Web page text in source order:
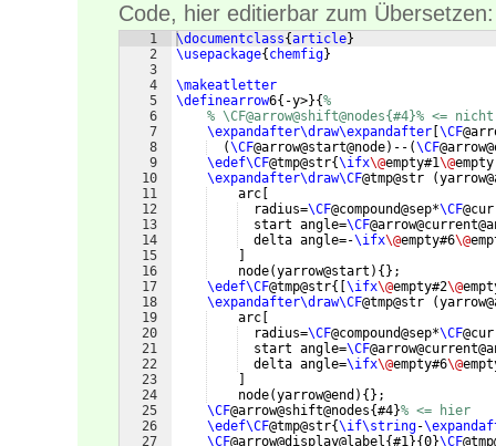
Code, hier editierbar zum Übersetzen:
1
2
3
4
5
6
7
8
9
10
11
12
13
14
15
16
17
18
19
20
21
22
23
24
25
26
27
\documentclass{article}
\usepackage{ chemfig}
\makeatletter
\definearrow6{ -y>}{%
% \CF@arrow@shift@nodes{#4}% <=
\expandafter\draw\expandafter \CF
(\CF@arrow@start@node) -- (\CF
\edef\CF@tmp@str{\ifx\@empty#1\@empty
\expandafter\draw\CF@tmp@str (
    arc
  radius=
\CF@compound@sep*\CF
  start angle=
\CF
  delta angle=-
\ifx\@empty#6\@
    node
(yarrow@start ) { } ;
\edef\CF@tmp@str{[ \ifx\@empty#2\@
\expandafter\draw\CF@tmp@str (
    arc
  radius=
\CF@compound@sep*\CF
  start angle=
\CF
  delta angle=
\ifx\@empty#6\@
    node
(yarrow@end ) { } ;
\CF@arrow@shift@nodes{#4}% <= hier
\edef\CF@tmp@str{\if\string-
\CF@arrow@display@label{#1}{0}\CF